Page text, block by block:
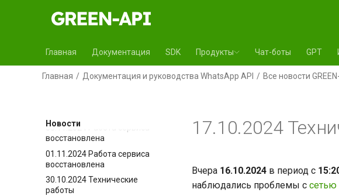
Главная Документация SDK Продукты Чат-боты GPT
Главная Документация и руководства WhatsApp API Все новости
Новости
29.11.2024 Работа сервиса
27.11.2024 Работа сервиса
восстановлена
26.11.2024 Технические
08.11.2024 Работа сервиса
восстановлена
01.11.2024 Работа сервиса
восстановлена
30.10.2024 Технические
работы
17.10.2024
Вчера 16.10.2024 в период с
наблюдались проблемы с сетью